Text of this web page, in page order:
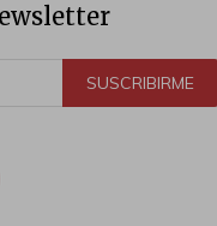
SUSCRIBIRME